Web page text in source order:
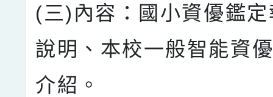
(三)內容：國小資優鑑
說明、本校一般智能資
介紹。